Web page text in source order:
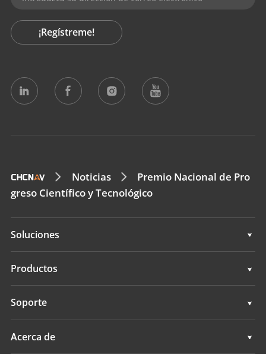
¡Regístreme!
Noticias
Premio Nacional de Pro
greso Científico y Tecnológico
Soluciones
Soluciones
Productos
Sistemas de control de máquinas
Soporte
Soporte
Acerca de